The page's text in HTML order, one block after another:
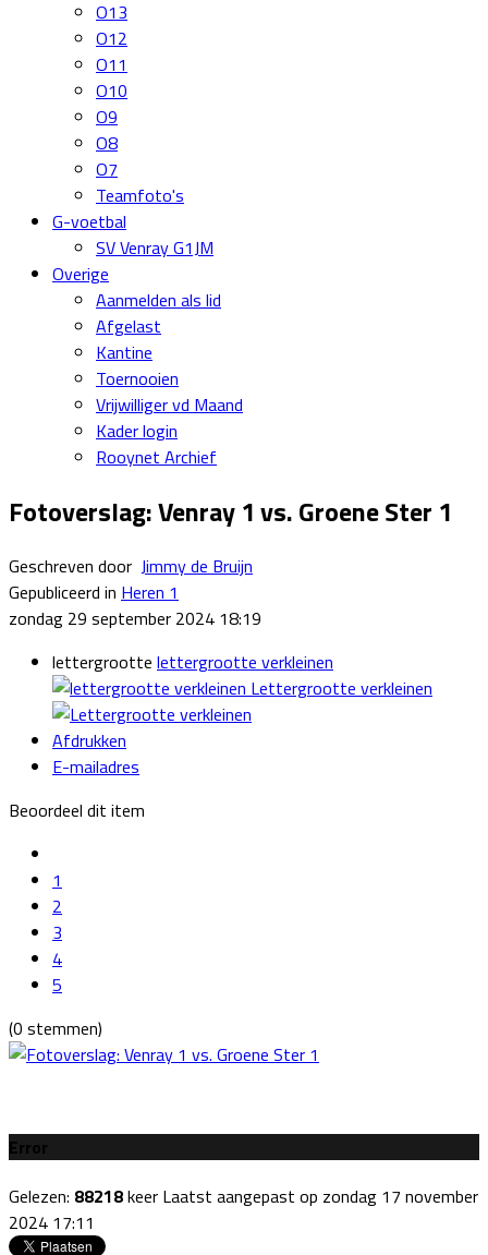
O13
O12
O11
O10
O9
O8
O7
Teamfoto's
G-voetbal
SV Venray G1JM
Overige
Aanmelden als lid
Afgelast
Kantine
Toernooien
Vrijwilliger vd Maand
Kader login
Rooynet Archief
Fotoverslag: Venray 1 vs. Groene Ster 1
Geschreven door Jimmy de Bruijn
Gepubliceerd in Heren 1
zondag 29 september 2024 18:19
lettergrootte lettergrootte verkleinen
Lettergrootte verkleinen
Afdrukken
E-mailadres
Beoordeel dit item
1
2
3
4
5
(0 stemmen)
Error
Gelezen: 88218keer Laatst aangepast op zondag 17 november
2024 17:11